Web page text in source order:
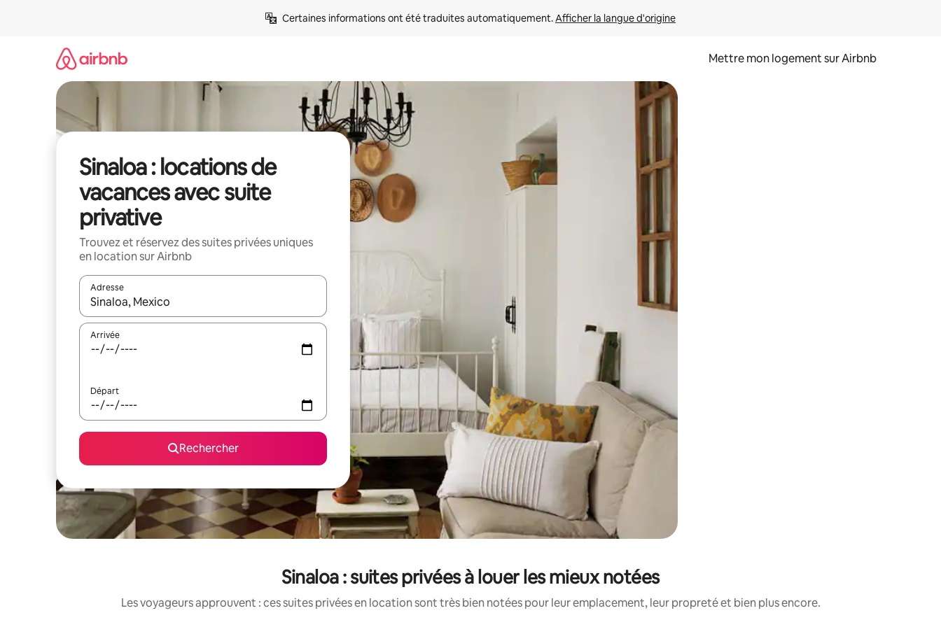
Certaines informations ont été traduites automatiquement. Afficher la langue d'origine
Mettre mon logement sur Airbnb
Sinaloa : locations de
vacances avec suite
privative
Trouvez et réservez des suites privées uniques
en location sur Airbnb
Adresse
Lorsque les résultats s'affichent, utilisez les flèches vers le haut et vers le bas pour les parcourir ou en appuyant et en faisant glisser.
Arrivée
Départ
Rechercher
Sinaloa : suites privées à louer les mieux notées
Les voyageurs approuvent : ces suites privées en location sont très bien notées pour leur emplacement, leur propreté et bien plus encore.